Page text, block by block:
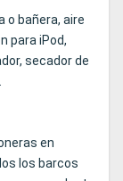
o bañera, aire
para iPod,
secador de
en
los barcos